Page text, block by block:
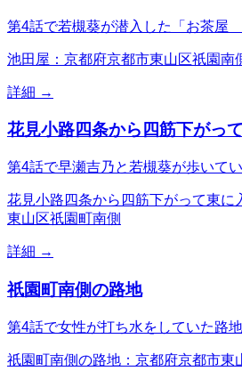
第4話で若槻葵が潜入した「お茶屋
池田屋：京都府京都市東山区祇園南
詳細 →
花見小路四条から四筋下がっ
第4話で早瀬吉乃と若槻葵が歩いて
花見小路四条から四筋下がって東に
東山区祇園町南側
詳細 →
祇園町南側の路地
第4話で女性が打ち水をしていた路地
祇園町南側の路地：京都府京都市東